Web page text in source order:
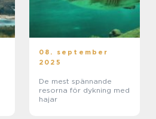
08. september
2025
De mest spännande
resorna för dykning med
hajar